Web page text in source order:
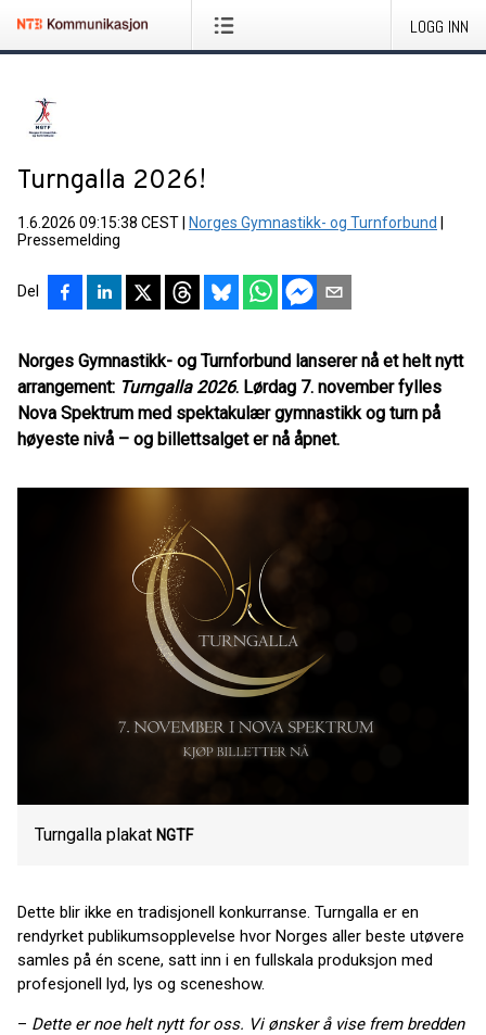
LOGG INN
Turngalla 2026!
1.6.2026 09:15:38 CEST Norges Gymnastikk- og Turnforbund
Pressemelding
Del
Norges Gymnastikk- og Turnforbund lanserer nå et helt nytt
arrangement: Turngalla 2026. Lørdag 7. november fylles
Nova Spektrum med spektakulær gymnastikk og turn på
høyeste nivå – og billettsalget er nå åpnet.
Turngalla plakat NGTF
Dette blir ikke en tradisjonell konkurranse. Turngalla er en
rendyrket publikumsopplevelse hvor Norges aller beste utøvere
samles på én scene, satt inn i en fullskala produksjon med
profesjonell lyd, lys og sceneshow.
– Dette er noe helt nytt for oss. Vi ønsker å vise frem bredden